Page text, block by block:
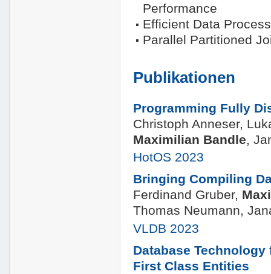
Performance
Efficient Data
Parallel Partitioned
Publikationen
Programming Fully
Christoph Anneser,
Maximilian Bandle,
HotOS 2023
Bringing Compiling
Ferdinand Gruber,
Thomas Neumann,
VLDB 2023
Database
First Class Entities